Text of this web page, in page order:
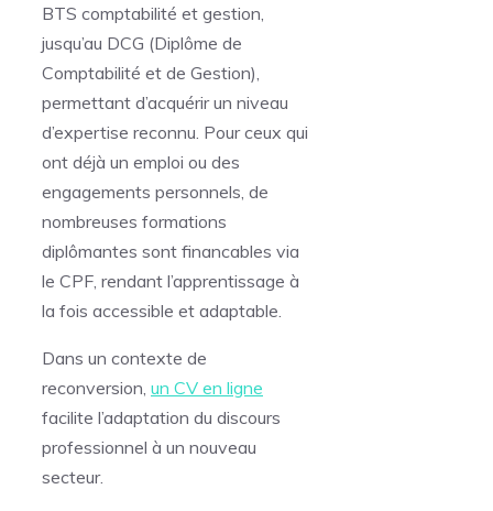
BTS comptabilité et gestion,
jusqu’au DCG (Diplôme de
Comptabilité et de Gestion),
permettant d’acquérir un niveau
d’expertise reconnu. Pour ceux qui
ont déjà un emploi ou des
engagements personnels, de
nombreuses formations
diplômantes sont financables via
le CPF, rendant l’apprentissage à
la fois accessible et adaptable.
Dans un contexte de
reconversion, un CV en ligne
facilite l’adaptation du discours
professionnel à un nouveau
secteur.